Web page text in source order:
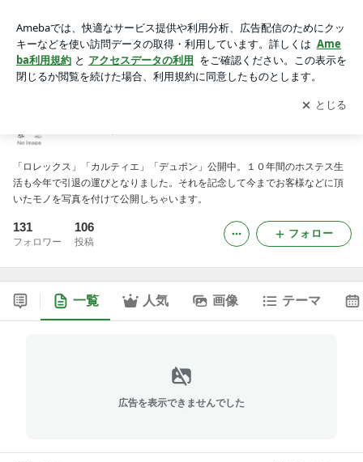
アプリをダウンロードして ブログの更新通知
を受け取りまし
ょう。
開く
「ロレックス」「カルティエ」「デュポン」公開中。１０年間のホステス生
活も今年で引退の運びとなりました。それを記念して今までお客様などに頂
いたモノを写真を付けて公開しちゃいます。
131
フォロワー
106
投稿
フォロー
一覧 人気 画像 テーマ
広告を表示できませんでした